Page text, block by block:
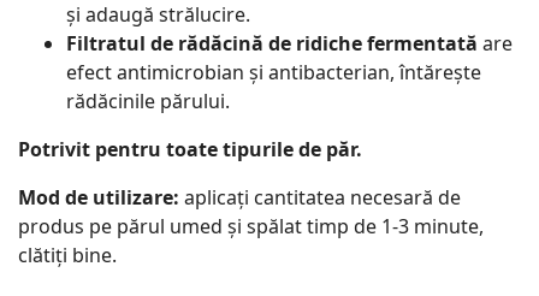
și adaugă strălucire.
Filtratul de rădăcină de ridiche fermentată are
efect antimicrobian și antibacterian, întărește
rădăcinile părului.
Potrivit pentru toate tipurile de păr.
Mod de utilizare: aplicați cantitatea necesară de
produs pe părul umed și spălat timp de 1-3 minute,
clătiți bine.